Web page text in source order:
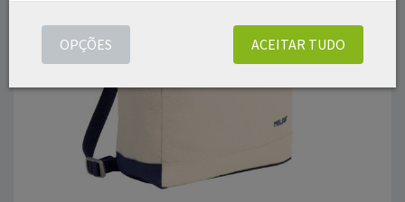
ACEITAR TUDO
OPÇÕES